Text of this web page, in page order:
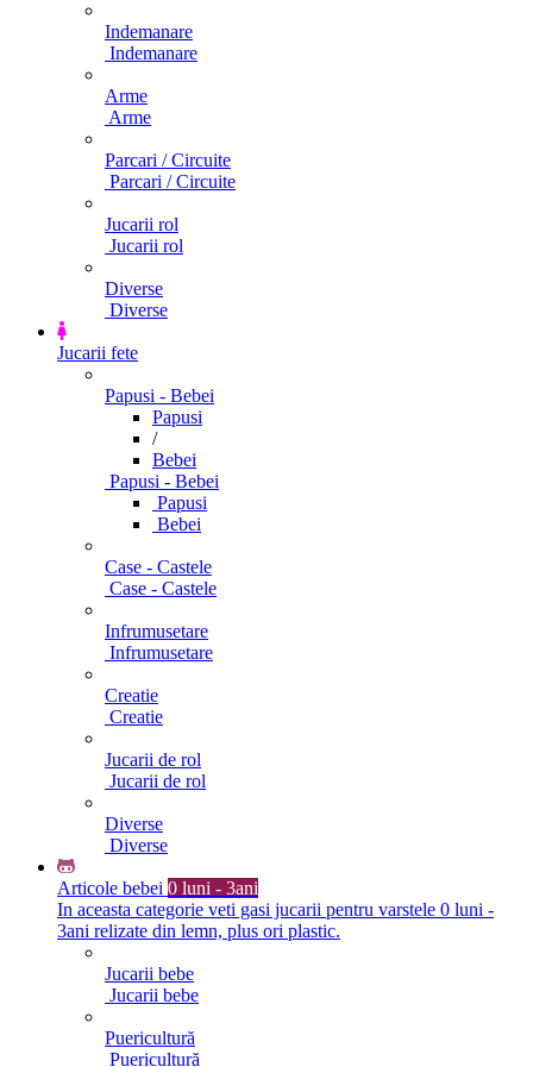
Indemanare
Indemanare
Arme
Arme
Parcari / Circuite
Parcari / Circuite
Jucarii rol
Jucarii rol
Diverse
Diverse
Jucarii fete
Papusi - Bebei
Papusi
/
Bebei
Papusi - Bebei
Papusi
Bebei
Case - Castele
Case - Castele
Infrumusetare
Infrumusetare
Creatie
Creatie
Jucarii de rol
Jucarii de rol
Diverse
Diverse
Articole bebei 0 luni - 3ani
In aceasta categorie veti gasi jucarii pentru varstele 0 luni -
3ani relizate din lemn, plus ori plastic.
Jucarii bebe
Jucarii bebe
Puericultură
Puericultură